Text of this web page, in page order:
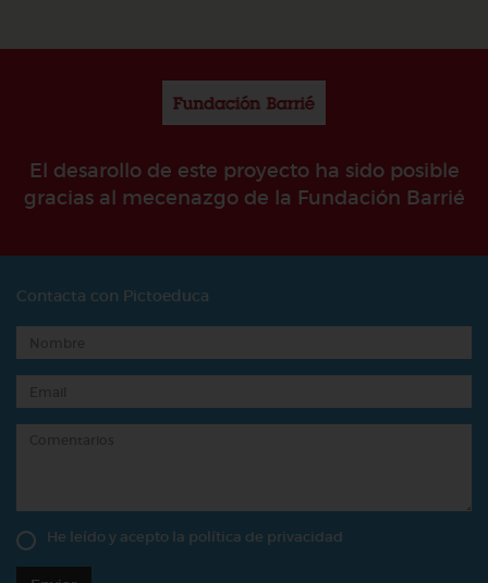
El desarollo de este proyecto ha sido posible
gracias al mecenazgo de la Fundación Barrié
Contacta con Pictoeduca
He leído y acepto la política de privacidad